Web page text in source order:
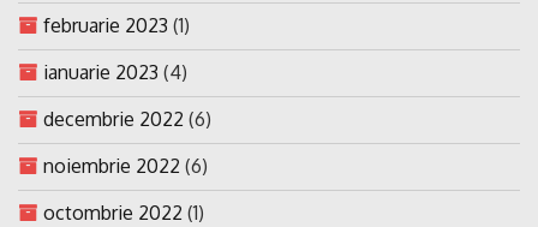
februarie 2023 (1)
ianuarie 2023 (4)
decembrie 2022 (6)
noiembrie 2022 (6)
octombrie 2022 (1)